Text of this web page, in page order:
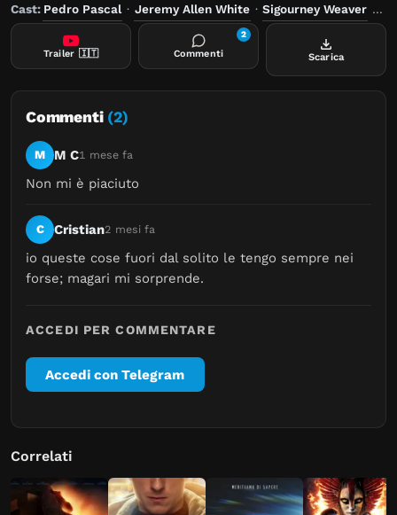
Ribelle ha combattuto, ha arruolato l’aiuto del leggendario
cacciatore di taglie mandaloriano Din Djarin e del suo
giovane apprendista Grogu.
Cast: Pedro Pascal· Jeremy Allen White · Sigourney Weaver
Trailer 🇮🇹 Commenti
2
Scarica
Commenti (2)
M M C1 mese fa
Non mi è piaciuto
C Cristian2 mesi fa
io queste cose fuori dal solito le tengo sempre nei
forse; magari mi sorprende.
ACCEDI PER COMMENTARE
Accedi con Telegram
Correlati